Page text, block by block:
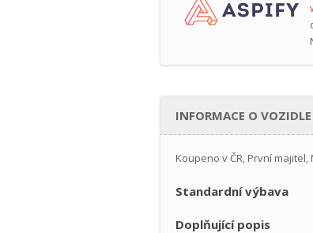
INFORMACE O VOZIDLE
Koupeno v ČR, První
Standardní výbava
Doplňující popis